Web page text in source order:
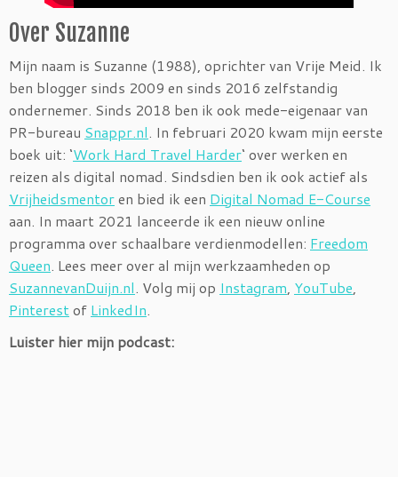
Over Suzanne
Mijn naam is Suzanne (1988), oprichter van Vrije Meid. Ik
ben blogger sinds 2009 en sinds 2016 zelfstandig
ondernemer. Sinds 2018 ben ik ook mede-eigenaar van
PR-bureau Snappr.nl. In februari 2020 kwam mijn eerste
boek uit: ‘Work Hard Travel Harder‘ over werken en
reizen als digital nomad. Sindsdien ben ik ook actief als
Vrijheidsmentoren bied ik een Digital Nomad E-Course
aan. In maart 2021 lanceerde ik een nieuw online
programma over schaalbare verdienmodellen: Freedom
Queen. Lees meer over al mijn werkzaamheden op
SuzannevanDuijn.nl. Volg mij op Instagram, YouTube,
Pinterestof LinkedIn.
Luister hier mijn podcast: